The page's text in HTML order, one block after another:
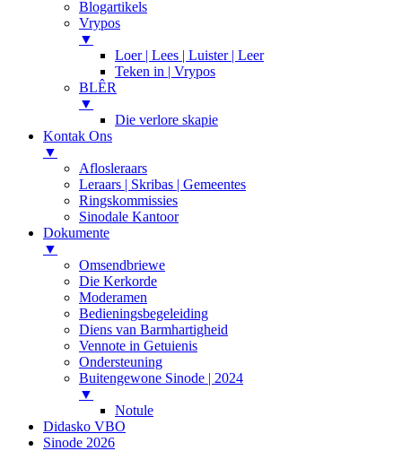
Blogartikels
Vrypos
▼
Loer | Lees | Luister | Leer
Teken in | Vrypos
BLÊR
▼
Die verlore skapie
Kontak Ons
▼
Aflosleraars
Leraars | Skribas | Gemeentes
Ringskommissies
Sinodale Kantoor
Dokumente
▼
Omsendbriewe
Die Kerkorde
Moderamen
Bedieningsbegeleiding
Diens van Barmhartigheid
Vennote in Getuienis
Ondersteuning
Buitengewone Sinode | 2024
▼
Notule
Didasko VBO
Sinode 2026